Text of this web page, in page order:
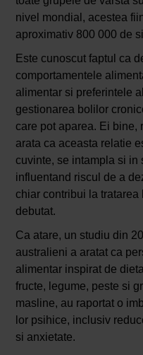
nivel mondial, acestea
aproximativ 800 000 de
Este cunoscut faptul ca
comportamentele
alimentar si preferintele
gestionarea bolilor
care pot aparea. Ei bine,
arata ca aceasta relatie
cuvinte, se intampla si in
influentand riscul de a
chiar contribui la
debutat.
Ca atare, un studiu din
australieni a aratat ca
alimentar inspirat de
fructe, legume, peste si
masline, au raportat o
lor psihice, inclusiv
si anxietate.